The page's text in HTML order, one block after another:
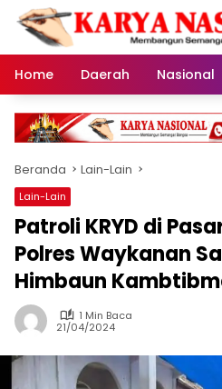
Langsung
konten
Home
Daerah Nasional
Beranda Lain-Lain
Lain-Lain
Patroli KRYD di
Polres Waykanan
Himbaun
1 Min Baca
21/04/2024